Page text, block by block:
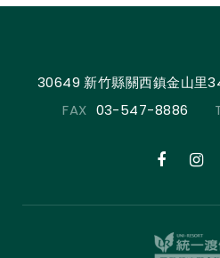
30649 新竹縣關西鎮金山里
FAX 03-547-8886